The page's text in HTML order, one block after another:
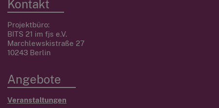
Kontakt
Projektbüro:
BITS 21 im fjs e.V.
Marchlewskistraße 27
10243 Berlin
Angebote
Veranstaltungen